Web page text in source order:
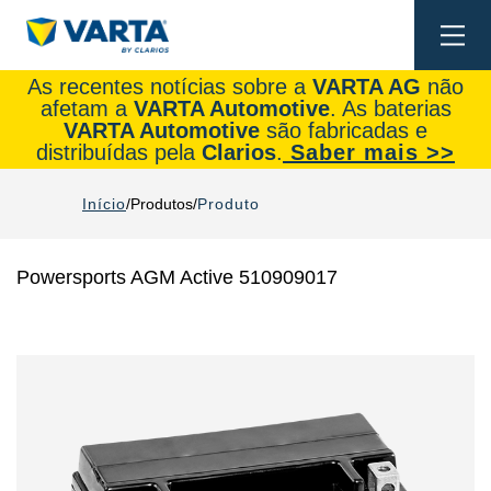
As recentes notícias sobre a VARTA AG não
afetam a VARTA Automotive. As baterias
VARTA Automotive são fabricadas e
distribuídas pela Clarios. Saber mais >>
Início Produtos Produto
Powersports AGM Active 510909017